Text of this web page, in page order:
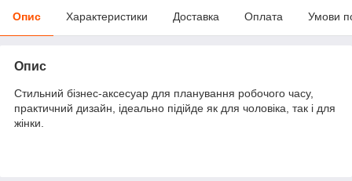
Опис Характеристики Доставка Оплата Умови
Опис
Стильний бізнес-аксесуар для планування робочого часу,
практичний дизайн, ідеально підійде як для чоловіка, так і для
жінки.